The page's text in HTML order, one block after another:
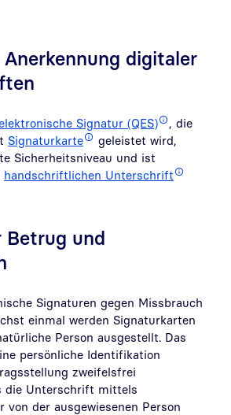
digitaler
Signatur (QES)
, die
Signaturkarte
geleistet wird,
Sicherheitsniveau und ist
handschriftlichen Unterschrift
Betrug und
Signaturen gegen Missbrauch
einmal werden Signaturkarten
Person ausgestellt. Das
persönliche Identifikation
zweifelsfrei
die Unterschrift mittels
von der ausgewiesenen Person